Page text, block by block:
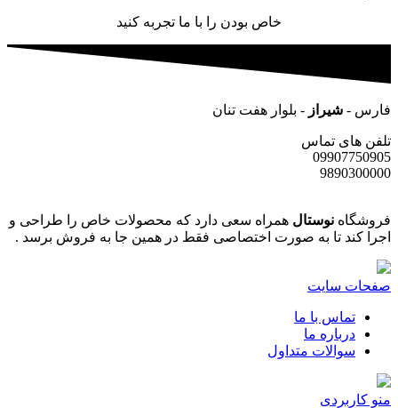
خاص بودن را با ما تجربه کنید
فارس - شیراز - بلوار هفت تنان
تلفن های تماس
09907750905
9890300000
فروشگاه نوستال همراه سعی دارد که محصولات خاص را طراحی و
اجرا کند تا به صورت اختصاصی فقط در همین جا به فروش برسد .
صفحات سایت
تماس با ما
درباره ما
سوالات متداول
منو کاربردی